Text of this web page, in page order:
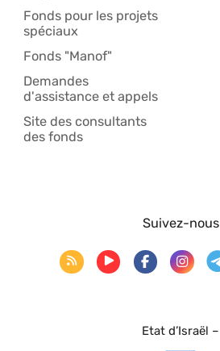
Fonds pour les projets
spéciaux
Fonds "Manof"
Demandes
d'assistance et appels
Site des consultants
des fonds
Etat d’Israël –
Suivez-nous